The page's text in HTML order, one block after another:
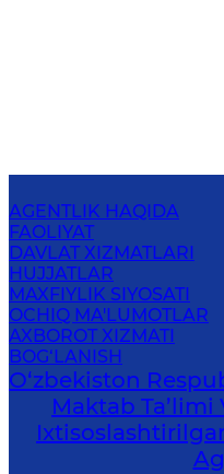
AGENTLIK HAQIDA
FAOLIYAT
DAVLAT XIZMATLARI
HUJJATLAR
MAXFIYLIK SIYOSATI
OCHIQ MA'LUMOTLAR
AXBOROT XIZMATI
BOG‘LANISH
O‘zbekiston
Maktab